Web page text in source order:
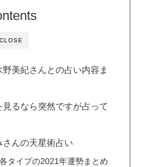
CLOSE
美紀さんとの占い内容ま
るなら突然ですが占って
んの天星術占い
タイプの2021年運勢まとめ